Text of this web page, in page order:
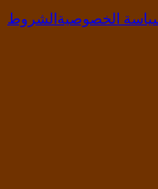
الخصوصية الشروط